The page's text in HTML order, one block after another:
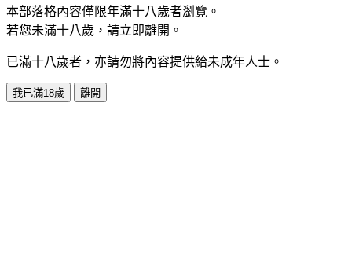
本部落格內容僅限年滿十八歲者瀏覽。
若您未滿十八歲，請立即離開。
已滿十八歲者，亦請勿將內容提供給未成年人士。
我已滿18歲 離開